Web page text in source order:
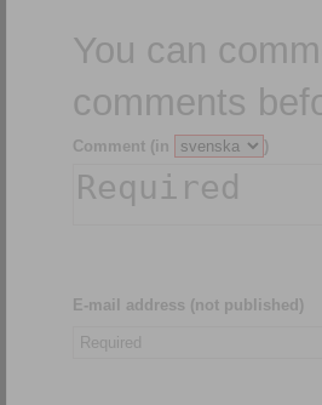
You can
comments
Comment (in )
E-mail address (not published)